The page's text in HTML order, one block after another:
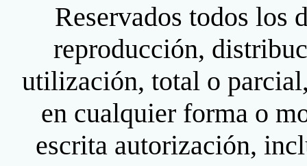
Reservados todos los
reproducción,
utilización, total o
en cualquier forma o
escrita autorización,